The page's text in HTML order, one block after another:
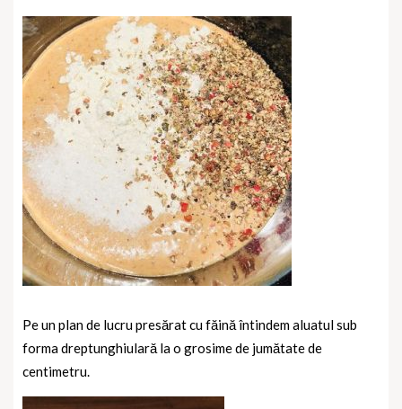
Pe un plan de lucru presărat cu făină întindem aluatul sub
forma dreptunghiulară la o grosime de jumătate de
centimetru.